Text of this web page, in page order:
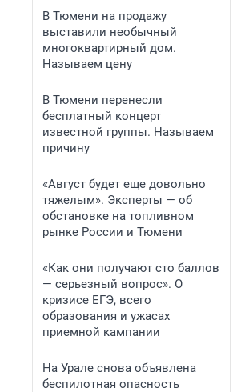
В Тюмени на продажу
выставили необычный
многоквартирный дом.
Называем цену
В Тюмени перенесли
бесплатный концерт
известной группы. Называем
причину
«Август будет еще довольно
тяжелым». Эксперты — об
обстановке на топливном
рынке России и Тюмени
«Как они получают сто баллов
— серьезный вопрос». О
кризисе ЕГЭ, всего
образования и ужасах
приемной кампании
На Урале снова объявлена
беспилотная опасность